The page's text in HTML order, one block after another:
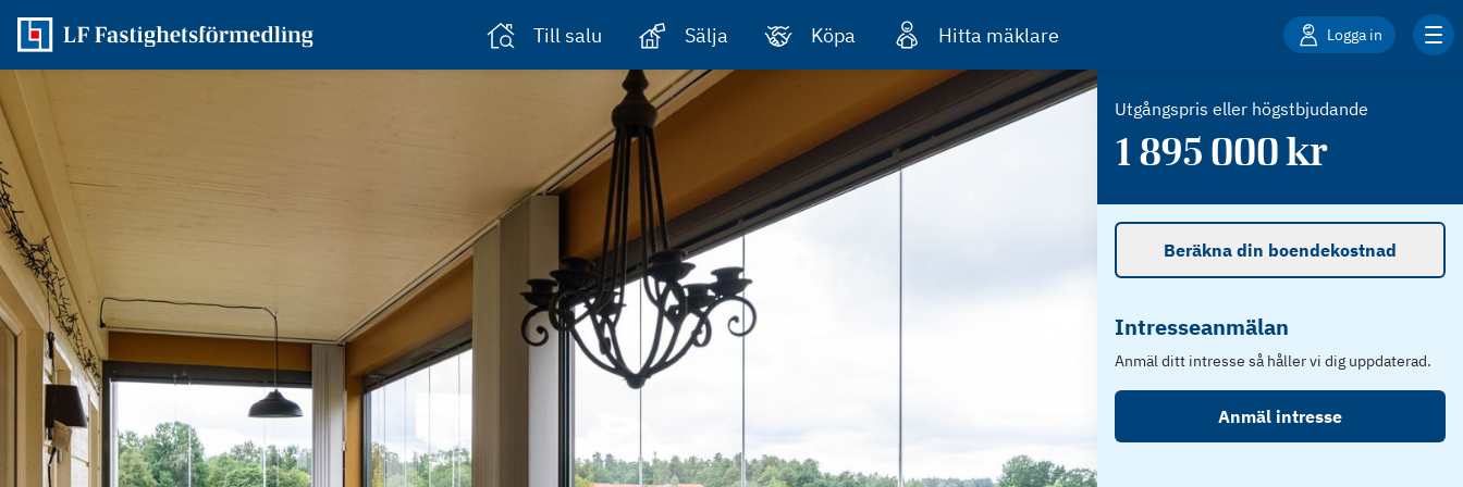
Till salu Sälja Köpa Hitta mäklare Logga in
Utgångspris eller högstbjudande
1 895 000kr
Beräkna din boendekostnad
Intresseanmälan
Anmäl ditt intresse så håller vi dig uppdaterad.
Anmäl intresse